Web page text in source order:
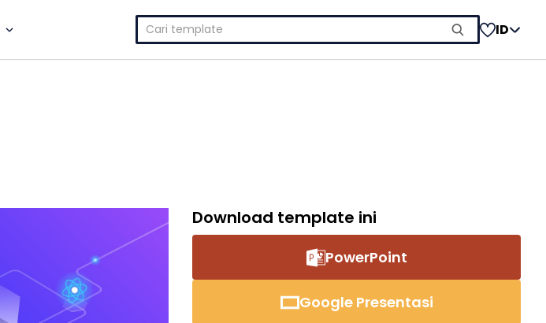
Cari
untuk:
ID
Download template ini
PowerPoint
Google Presentasi